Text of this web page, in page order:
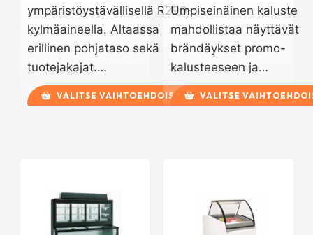
ympäristöystävällisellä R290-
kylmäaineella. Altaassa
erillinen pohjataso sekä
tuotejakajat.…
VALITSE VAIHTOEHDOISTA
Umpiseinäinen kaluste
mahdollistaa näyttävät
brändäykset promo-
kalusteeseen ja…
VALITSE